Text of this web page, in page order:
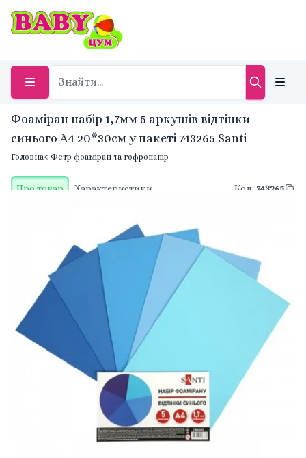
Фоаміран набір 1,7мм 5 аркушів відтінки
синього А4 20*30см у пакеті 743265 Santi
Головна< Фетр фоаміран та гофропапір
Про товар Характеристики Код: 743265